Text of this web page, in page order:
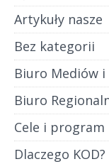
Artykuły nasze
Bez kategorii
Biuro Mediów
Biuro
Cele i program
Dlaczego